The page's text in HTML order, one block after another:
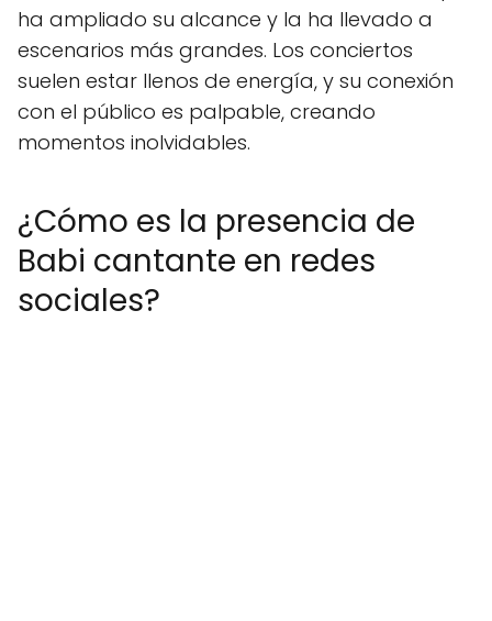
ha ampliado su alcance y la ha llevado a
escenarios más grandes. Los conciertos
suelen estar llenos de energía, y su conexión
con el público es palpable, creando
momentos inolvidables.
¿Cómo es la presencia de
Babi cantante en redes
sociales?